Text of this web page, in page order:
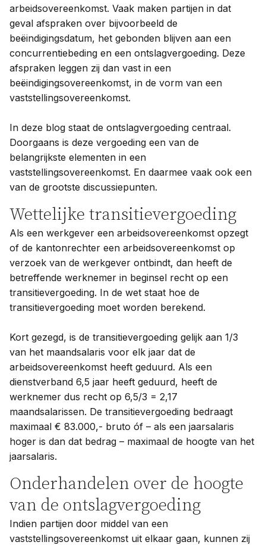
arbeidsovereenkomst. Vaak maken partijen in dat
geval afspraken over bijvoorbeeld de
beëindigingsdatum, het gebonden blijven aan een
concurrentiebeding en een ontslagvergoeding. Deze
afspraken leggen zij dan vast in een
beëindigingsovereenkomst, in de vorm van een
vaststellingsovereenkomst.
In deze blog staat de ontslagvergoeding centraal.
Doorgaans is deze vergoeding een van de
belangrijkste elementen in een
vaststellingsovereenkomst. En daarmee vaak ook een
van de grootste discussiepunten.
Wettelijke transitievergoeding
Als een werkgever een arbeidsovereenkomst opzegt
of de kantonrechter een arbeidsovereenkomst op
verzoek van de werkgever ontbindt, dan heeft de
betreffende werknemer in beginsel recht op een
transitievergoeding. In de wet staat hoe de
transitievergoeding moet worden berekend.
Kort gezegd, is de transitievergoeding gelijk aan 1/3
van het maandsalaris voor elk jaar dat de
arbeidsovereenkomst heeft geduurd. Als een
dienstverband 6,5 jaar heeft geduurd, heeft de
werknemer dus recht op 6,5/3 = 2,17
maandsalarissen. De transitievergoeding bedraagt
maximaal € 83.000,- bruto óf – als een jaarsalaris
hoger is dan dat bedrag – maximaal de hoogte van het
jaarsalaris.
Onderhandelen over de hoogte
van de ontslagvergoeding
Indien partijen door middel van een
vaststellingsovereenkomst uit elkaar gaan, kunnen zij